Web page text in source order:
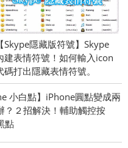
【Skype隱藏版符號】Skype
建表情符號！如何輸入icon
碼打出隱藏表情符號。
小白點】iPhone圓點變成兩
？２招解決！輔助觸控按
點